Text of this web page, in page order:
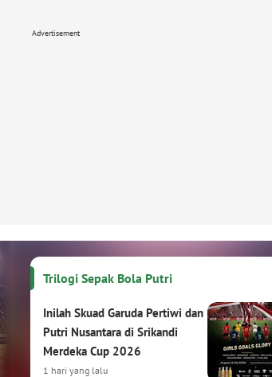
Advertisement
Trilogi Sepak Bola Putri
Inilah Skuad Garuda Pertiwi dan
Putri Nusantara di Srikandi
Merdeka Cup 2026
1 hari yang lalu